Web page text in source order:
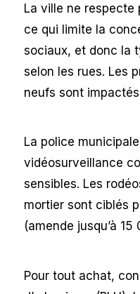
La ville ne respecte
ce qui limite la
sociaux, et donc la
selon les rues. Les
neufs sont
La police
vidéosurveillance
sensibles. Les
mortier sont ciblés
(amende jusqu’à
Pour tout achat,